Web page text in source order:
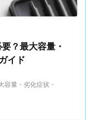
？最大容量・
イド
容量・劣化症状・